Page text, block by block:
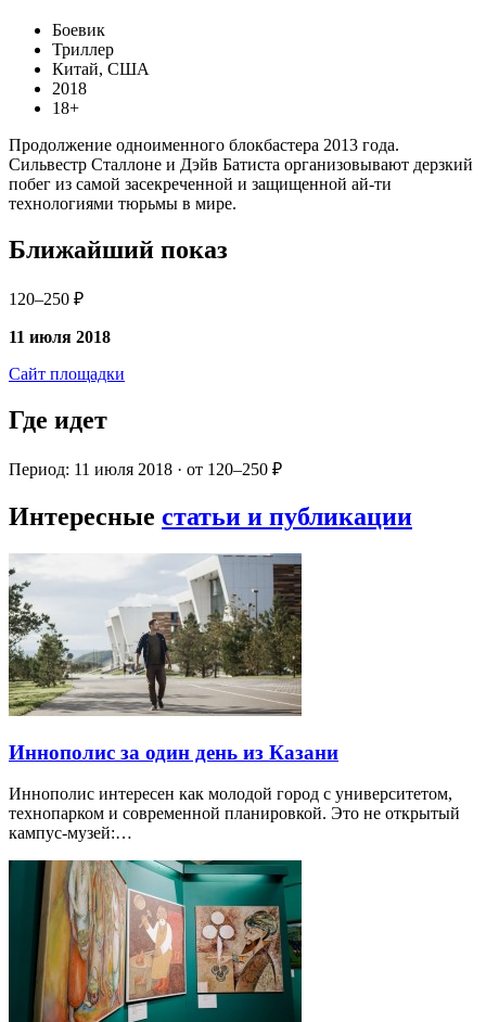
Боевик
Триллер
Китай, США
2018
18+
Продолжение одноименного блокбастера 2013 года.
Сильвестр Сталлоне и Дэйв Батиста организовывают дерзкий
побег из самой засекреченной и защищенной ай-ти
технологиями тюрьмы в мире.
Ближайший показ
120–250 ₽
11 июля 2018
Сайт площадки
Где идет
Период: 11 июля 2018 · от 120–250 ₽
Интересные статьи и публикации
Иннополис за один день из Казани
Иннополис интересен как молодой город с университетом,
технопарком и современной планировкой. Это не открытый
кампус-музей:…